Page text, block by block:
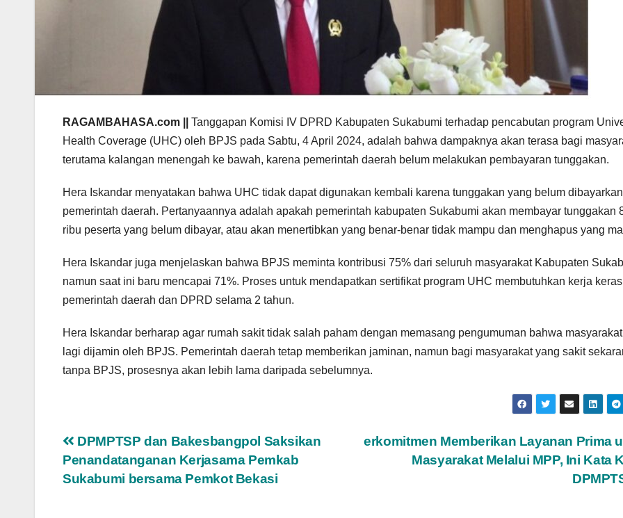
RAGAMBAHASA.com ||
Tanggapan Komisi IV DPRD Kabupaten Sukabumi terhadap pencabutan program
Health Coverage (UHC) oleh BPJS pada Sabtu, 4 April 2024, adalah bahwa dampaknya akan terasa bagi
terutama kalangan menengah ke bawah, karena pemerintah daerah belum melakukan pembayaran tunggakan.
Hera Iskandar menyatakan bahwa UHC tidak dapat digunakan kembali karena tunggakan yang belum
pemerintah daerah. Pertanyaannya adalah apakah pemerintah kabupaten Sukabumi akan membayar tunggakan
ribu peserta yang belum dibayar, atau akan menertibkan yang benar-benar tidak mampu dan menghapus yang
Hera Iskandar juga menjelaskan bahwa BPJS meminta kontribusi 75% dari seluruh masyarakat Kabupaten
namun saat ini baru mencapai 71%. Proses untuk mendapatkan sertifikat program UHC membutuhkan kerja
pemerintah daerah dan DPRD selama 2 tahun.
Hera Iskandar berharap agar rumah sakit tidak salah paham dengan memasang pengumuman bahwa
lagi dijamin oleh BPJS. Pemerintah daerah tetap memberikan jaminan, namun bagi masyarakat yang sakit
tanpa BPJS, prosesnya akan lebih lama daripada sebelumnya.
Navigasi
pos
erkomitmen Memberikan Layanan Prima
Masyarakat Melalui MPP, Ini Kata
DPMPTSP dan Bakesbangpol Saksikan
Penandatanganan Kerjasama Pemkab
Sukabumi bersama Pemkot Bekasi